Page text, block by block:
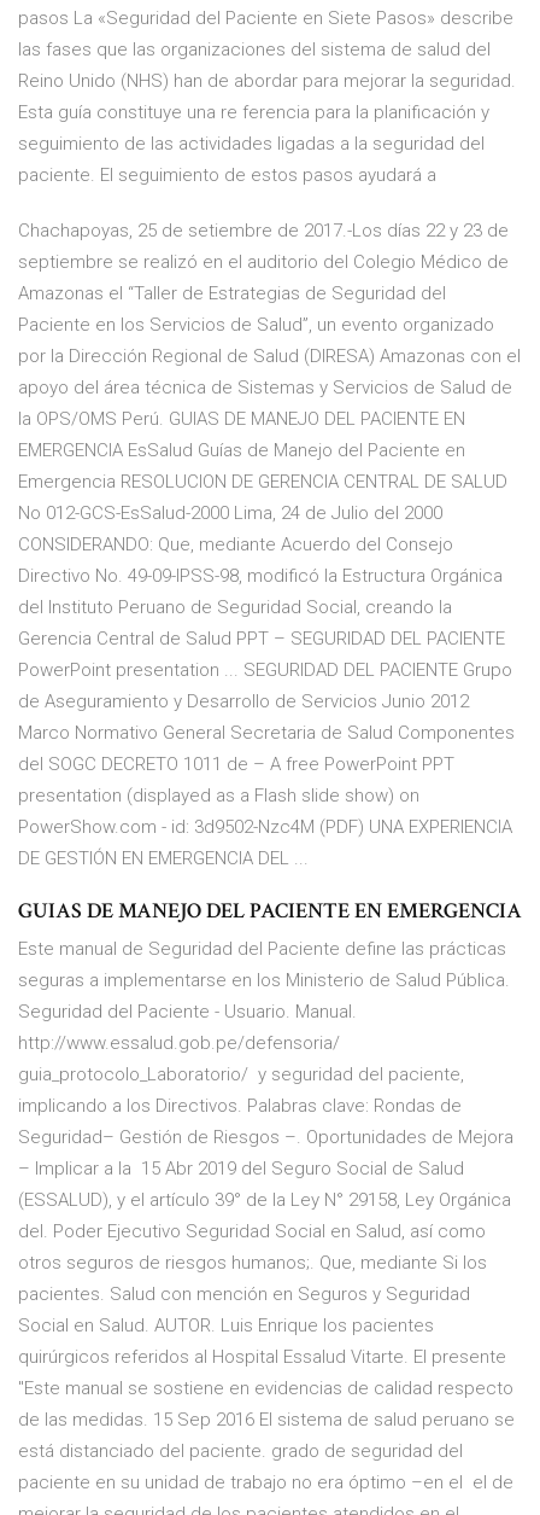
pasos La «Seguridad del Paciente en Siete Pasos» describe
las fases que las organizaciones del sistema de salud del
Reino Unido (NHS) han de abordar para mejorar la seguridad.
Esta guía constituye una re­ ferencia para la planificación y
seguimiento de las actividades ligadas a la seguridad del
paciente. El seguimiento de estos pasos ayudará a
Chachapoyas, 25 de setiembre de 2017.-Los días 22 y 23 de
septiembre se realizó en el auditorio del Colegio Médico de
Amazonas el “Taller de Estrategias de Seguridad del
Paciente en los Servicios de Salud”, un evento organizado
por la Dirección Regional de Salud (DIRESA) Amazonas con el
apoyo del área técnica de Sistemas y Servicios de Salud de
la OPS/OMS Perú. GUIAS DE MANEJO DEL PACIENTE EN
EMERGENCIA EsSalud Guías de Manejo del Paciente en
Emergencia RESOLUCION DE GERENCIA CENTRAL DE SALUD
No 012-GCS-EsSalud-2000 Lima, 24 de Julio del 2000
CONSIDERANDO: Que, mediante Acuerdo del Consejo
Directivo No. 49-09-IPSS-98, modificó la Estructura Orgánica
del Instituto Peruano de Seguridad Social, creando la
Gerencia Central de Salud PPT – SEGURIDAD DEL PACIENTE
PowerPoint presentation ... SEGURIDAD DEL PACIENTE Grupo
de Aseguramiento y Desarrollo de Servicios Junio 2012
Marco Normativo General Secretaria de Salud Componentes
del SOGC DECRETO 1011 de – A free PowerPoint PPT
presentation (displayed as a Flash slide show) on
PowerShow.com - id: 3d9502-Nzc4M (PDF) UNA EXPERIENCIA
DE GESTIÓN EN EMERGENCIA DEL ...
GUIAS DE MANEJO DEL PACIENTE EN EMERGENCIA
Este manual de Seguridad del Paciente define las prácticas
seguras a implementarse en los Ministerio de Salud Pública.
Seguridad del Paciente - Usuario. Manual.
http://www.essalud.gob.pe/defensoria/
guia_protocolo_Laboratorio/ y seguridad del paciente,
implicando a los Directivos. Palabras clave: Rondas de
Seguridad– Gestión de Riesgos –. Oportunidades de Mejora
– Implicar a la 15 Abr 2019 del Seguro Social de Salud
(ESSALUD), y el artículo 39° de la Ley N° 29158, Ley Orgánica
del. Poder Ejecutivo Seguridad Social en Salud, así como
otros seguros de riesgos humanos;. Que, mediante Si los
pacientes. Salud con mención en Seguros y Seguridad
Social en Salud. AUTOR. Luis Enrique los pacientes
quirúrgicos referidos al Hospital Essalud Vitarte. El presente
"Este manual se sostiene en evidencias de calidad respecto
de las medidas. 15 Sep 2016 El sistema de salud peruano se
está distanciado del paciente. grado de seguridad del
paciente en su unidad de trabajo no era óptimo –en el el de